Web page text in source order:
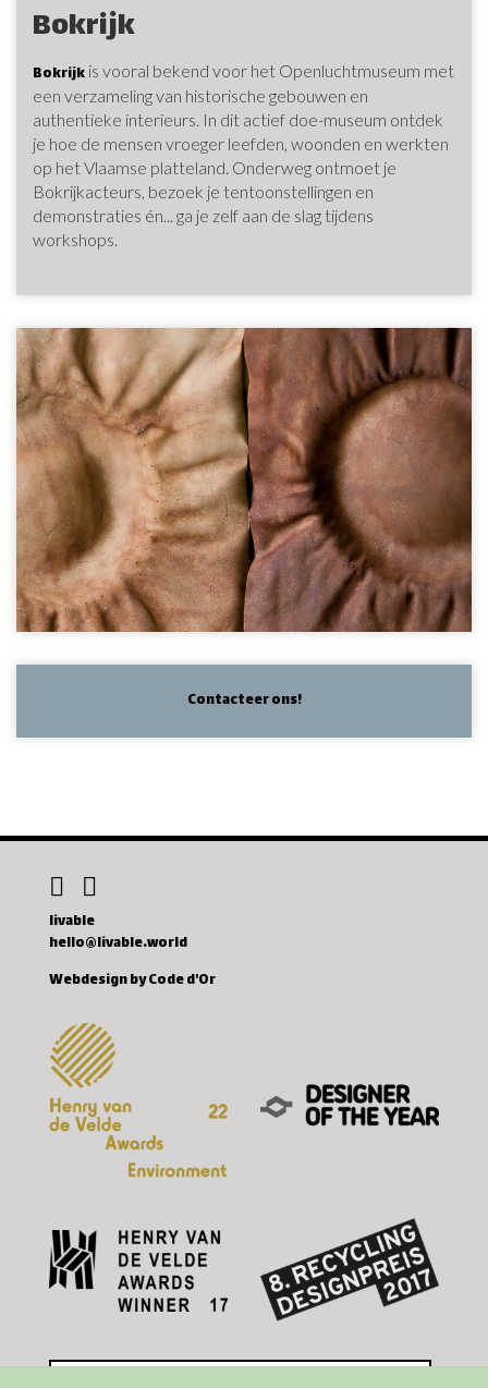
Bokrijk
Bokrijk is vooral bekend voor het Openluchtmuseum met
een verzameling van historische gebouwen en
authentieke interieurs. In dit actief doe-museum ontdek
je hoe de mensen vroeger leefden, woonden en werkten
op het Vlaamse platteland. Onderweg ontmoet je
Bokrijkacteurs, bezoek je tentoonstellingen en
demonstraties én... ga je zelf aan de slag tijdens
workshops.
Contacteer ons!
livable
hello@livable.world
Webdesign by Code d'Or